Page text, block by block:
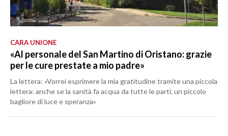
CARA UNIONE
«Al personale del San Martino di Oristano: grazie
per le cure prestate a mio padre»
La lettera: «Vorrei esprimere la mia gratitudine tramite una piccola
lettera: anche se la sanità fa acqua da tutte le parti, un piccolo
bagliore di luce e speranza»